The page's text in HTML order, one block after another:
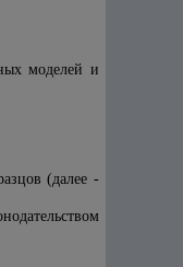
моделей и
(далее -